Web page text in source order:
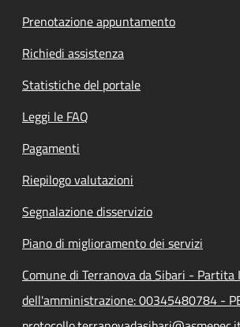
Prenotazione appuntamento
Richiedi assistenza
Statistiche del portale
Leggi le FAQ
Pagamenti
Riepilogo valutazioni
Segnalazione disservizio
Piano di miglioramento dei servizi
Comune di Terranova da Sibari - Partita
dell'amministrazione: 00345480784 -